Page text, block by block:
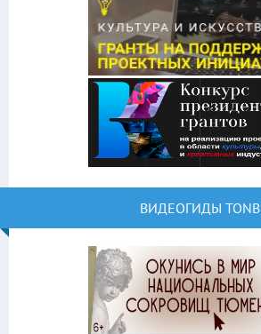
ВИДЕОГИДЫ TONB